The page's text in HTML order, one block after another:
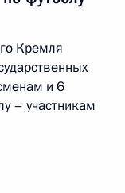
Кремля
и 6
– участникам